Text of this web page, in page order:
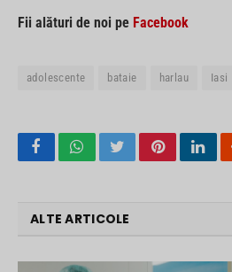
Fii alături de noi pe Facebook
adolescente bataie harlau Iasi
FacebookWhatsApp
TwitterPinterest
ALTE ARTICOLE